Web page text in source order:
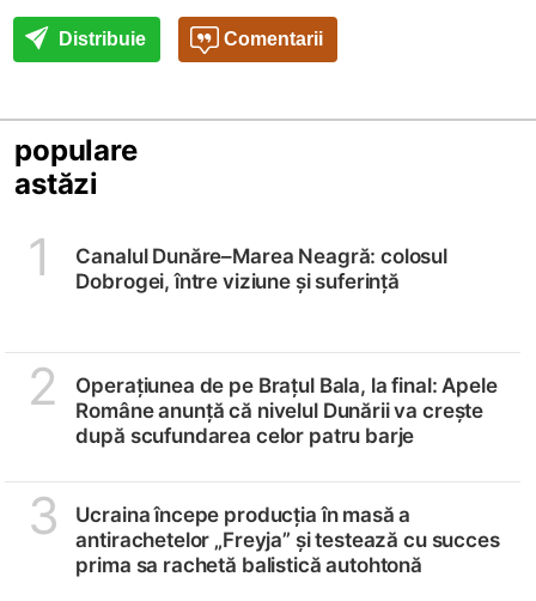
Distribuie Comentarii
populare
astăzi
1
Canalul Dunăre–Marea Neagră: colosul
Dobrogei, între viziune și suferință
2
Operațiunea de pe Brațul Bala, la final: Apele
Române anunță că nivelul Dunării va crește
după scufundarea celor patru barje
3
Ucraina începe producția în masă a
antirachetelor „Freyja” și testează cu succes
prima sa rachetă balistică autohtonă